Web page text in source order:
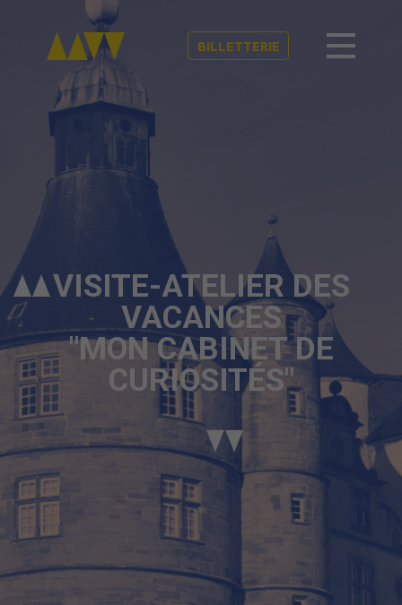
BILLETTERIE
VISITE-ATELIER DES
VACANCES
"MON CABINET DE
CURIOSITÉS"